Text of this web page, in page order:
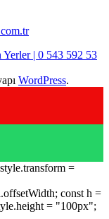
| 0 543 592 53
WordPress.
=
const h =
= "100px";